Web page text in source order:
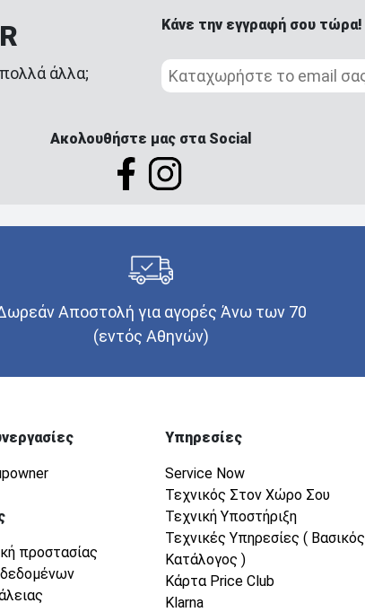
άλλα;
Κάνε την εγγραφή σου τώρα!
Ακολουθήστε μας στα Social
Αποστολή για αγορές Άνω των 70
(εντός Αθηνών)
προστασίας
Υπηρεσίες
Service Now
Τεχνικός Στον Χώρο Σου
Τεχνική Υποστήριξη
Τεχνικές Υπηρεσίες ( Βασικός
Κατάλογος )
Κάρτα Price Club
Klarna